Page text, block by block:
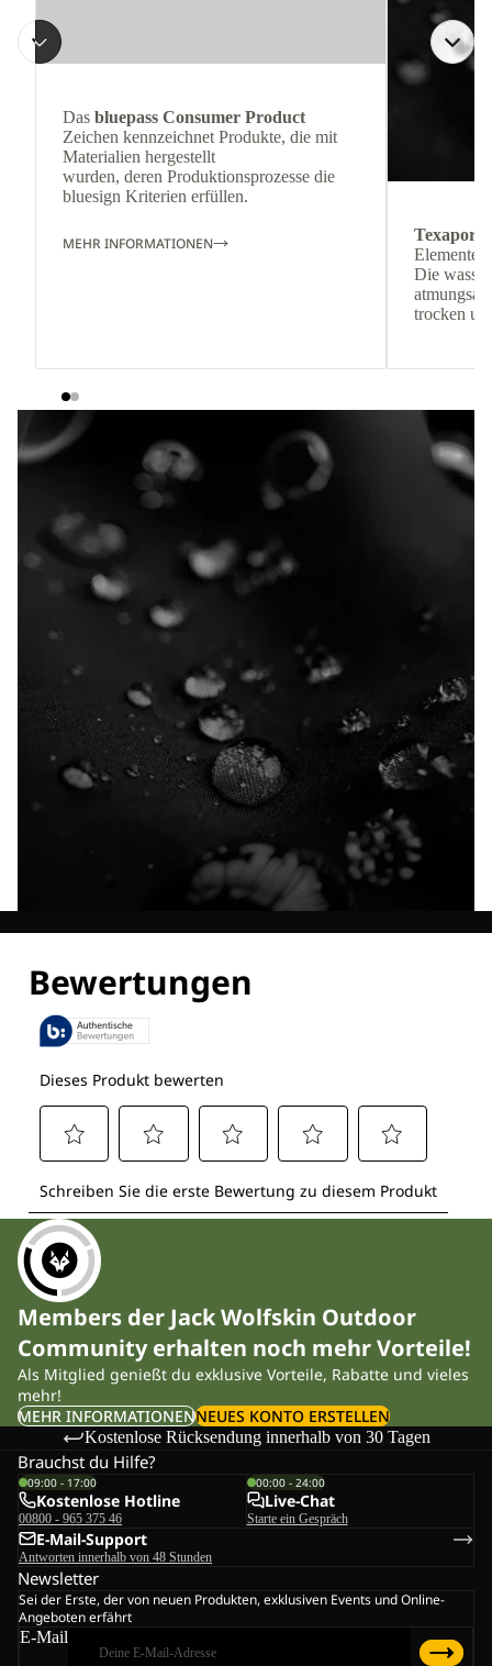
Das bluepass Consumer Product
Zeichen kennzeichnet Produkte, die mit
Materialien hergestellt
wurden, deren Produktionsprozesse die
bluesign Kriterien erfüllen.
MEHR INFORMATIONEN Texapore
Elementen.
Die
trocken
Members der Jack Wolfskin Outdoor
Community erhalten noch mehr Vorteile!
Als Mitglied genießt du exklusive Vorteile, Rabatte und vieles
mehr!
MEHR INFORMATIONENNEUES KONTO ERSTELLEN
Kostenlose Rücksendung innerhalb von 30 Tagen
Brauchst du Hilfe?
09:00 - 17:00
Kostenlose Hotline
00800 - 965 375 46
00:00 - 24:00
Live-Chat
Starte ein Gespräch
E-Mail-Support
Antworten innerhalb von 48 Stunden
Newsletter
Sei der Erste, der von neuen Produkten, exklusiven Events und Online-
Angeboten erfährt
E-Mail